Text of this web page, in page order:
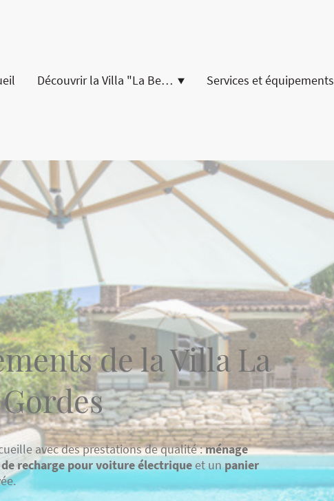
Découvrir la Villa "La Belle Vie" Gordes Services et équipements
de la Villa La
avec des prestations de qualité :ménage
recharge pour voiture électriqueet unpanier